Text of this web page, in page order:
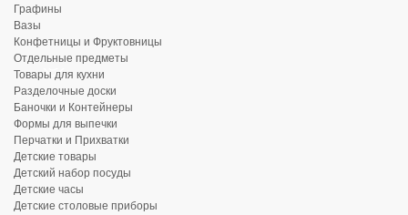
Графины
Вазы
Конфетницы и Фруктовницы
Отдельные предметы
Товары для кухни
Разделочные доски
Баночки и Контейнеры
Формы для выпечки
Перчатки и Прихватки
Детские товары
Детский набор посуды
Детские часы
Детские столовые приборы